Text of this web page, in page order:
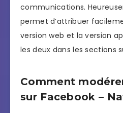
communications.
permet d’attribuer
version web et la version
les deux dans les sections
Comment
sur Facebook –